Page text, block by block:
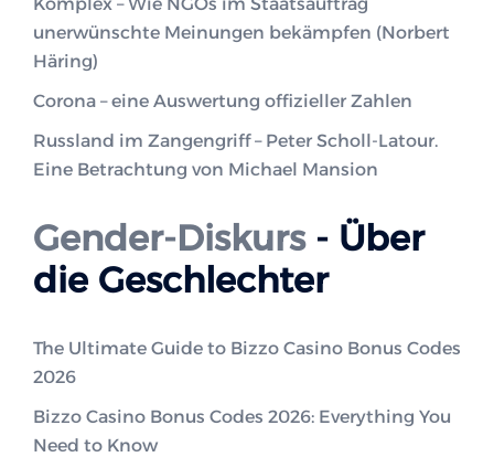
unerwünschte Meinungen bekämpfen (Norbert
Häring)
Corona – eine Auswertung offizieller Zahlen
Russland im Zangengriff – Peter Scholl-Latour.
Eine Betrachtung von Michael Mansion
Gender-Diskurs- Über
die Geschlechter
The Ultimate Guide to Bizzo Casino Bonus Codes
2026
Bizzo Casino Bonus Codes 2026: Everything You
Need to Know